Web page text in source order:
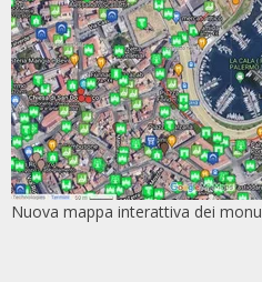
Nuova mappa interattiva dei